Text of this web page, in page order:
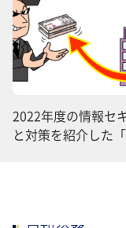
2022年度の情報セ
と対策を紹介した